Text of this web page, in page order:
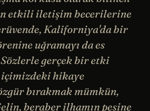
etkili iletişim becerilerine
Kaliforniya'da bir
uğramayı da es
gerçek bir etki
hikaye
bırakmak mümkün,
beraber ilhamın peşine